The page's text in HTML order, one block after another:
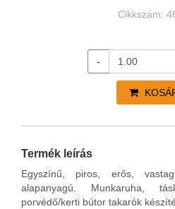
Cikkszám:
-
Termék leírás
Egyszínű, piros, erős,
alapanyagú. Munkaruha,
porvédő/kerti bútor takarók